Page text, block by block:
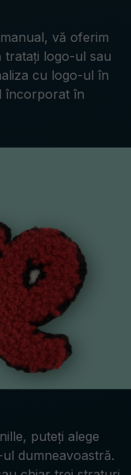
vă oferim
tratați logo-ul sau
cu logo-ul în
încorporat în
puteți alege
dumneavoastră.